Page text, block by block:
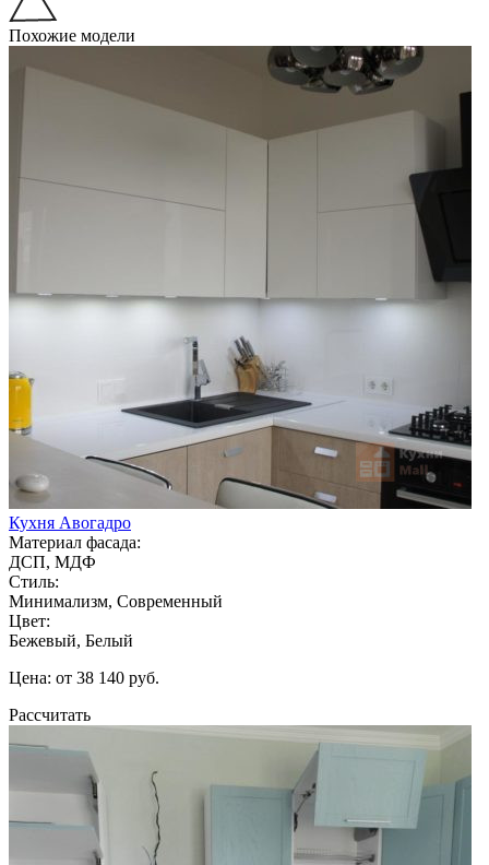
Похожие модели
Кухня Авогадро
Материал фасада:
ДСП, МДФ
Стиль:
Минимализм, Современный
Цвет:
Бежевый, Белый
Цена: от 38 140 руб.
Рассчитать